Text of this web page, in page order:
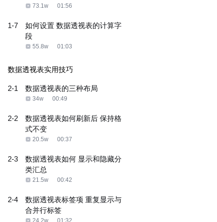
73.1w 01:56
1-7
如何设置 数据透视表的计算字
段
55.8w 01:03
数据透视表实用技巧
2-1 数据透视表的三种布局
34w 00:49
2-2
数据透视表如何刷新后 保持格
式不变
20.5w 00:37
2-3
数据透视表如何 显示和隐藏分
类汇总
21.5w 00:42
2-4
数据透视表标签项 重复显示与
合并行标签
24.2w 01:32